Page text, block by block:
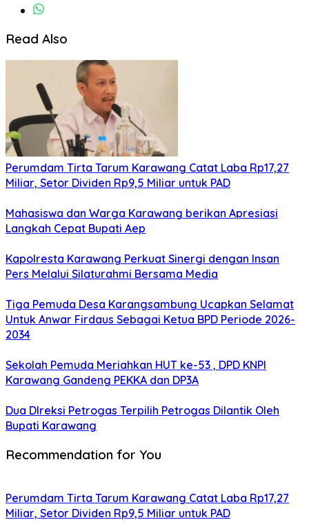
Read Also
Perumdam Tirta Tarum Karawang Catat Laba Rp17,27
Miliar, Setor Dividen Rp9,5 Miliar untuk PAD
Mahasiswa dan Warga Karawang berikan Apresiasi
Langkah Cepat Bupati Aep
Kapolresta Karawang Perkuat Sinergi dengan Insan
Pers Melalui Silaturahmi Bersama Media
Tiga Pemuda Desa Karangsambung Ucapkan Selamat
Untuk Anwar Firdaus Sebagai Ketua BPD Periode 2026-
2034
Sekolah Pemuda Meriahkan HUT ke-53 , DPD KNPI
Karawang Gandeng PEKKA dan DP3A
Dua DIreksi Petrogas Terpilih Petrogas Dilantik Oleh
Bupati Karawang
Recommendation for You
Perumdam Tirta Tarum Karawang Catat Laba Rp17,27
Miliar, Setor Dividen Rp9,5 Miliar untuk PAD